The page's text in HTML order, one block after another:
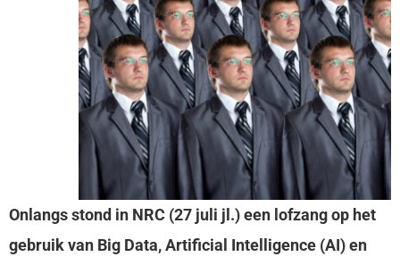
Onlangs stond in NRC (27 juli jl.) een lofzang op het
gebruik van Big Data, Artificial Intelligence (AI) en